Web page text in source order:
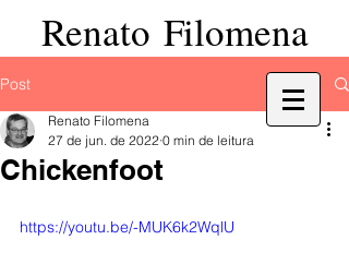
Renato Filomena
Post
Chickenfoot
Renato Filomena
27 de jun. de 2022 0 min de leitura
https://youtu.be/-MUK6k2WqlU